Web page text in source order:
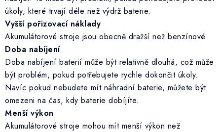
úkoly, které trvají déle než výdrž baterie.
Vyšší pořizovací náklady
Akumulátorové stroje jsou obecně dražší než benzínové
Doba nabíjení
Doba nabíjení baterií může být relativně dlouhá, což může
být problém, pokud potřebujete rychle dokončit úkoly.
Navíc pokud nebudete mít náhradní baterie, můžete být
omezeni na čas, kdy baterie dobíjíte.
Menší výkon
Akumulátorové stroje mohou mít menší výkon než